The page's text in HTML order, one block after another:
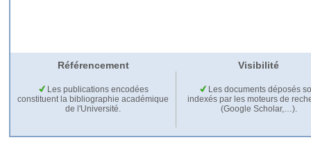
Référencement Visibilité
Les publications encodées
constituent la bibliographie académique
de l'Université.
Les documents déposés
indexés par les moteurs de
(Google Scholar,…).